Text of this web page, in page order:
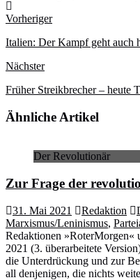
Vorheriger
Italien: Der Kampf geht auch
Nächster
Früher Streikbrecher – heute
Ähnliche Artikel
Der Revolutionär
Zur Frage der
31. Mai 2021 Redaktion
Marxismus/Leninismus,
Redaktionen
2021 (3. überarbeitete
die Unterdrückung und zur
all denjenigen, die nichts